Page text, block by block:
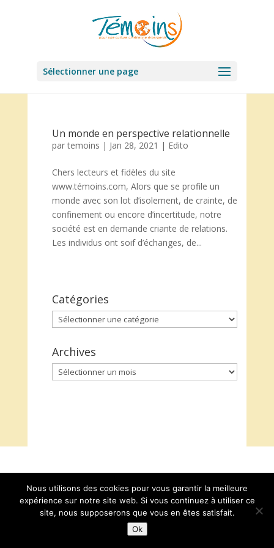
Sélectionner une page
Un monde en perspective relationnelle
partemoins | Jan 28, 2021 | Edito
Chers lecteurs et fidèles du site
www.témoins.com, Alors que se profile un
monde avec son lot d’isolement, de crainte, de
confinement ou encore d’incertitude, notre
société est en demande criante de relations.
Les individus ont soif d’échanges, de...
Catégories
Catégories
Archives
Archives
Nous utilisons des cookies pour vous garantir la meilleure
expérience sur notre site web. Si vous continuez à utiliser ce
site, nous supposerons que vous en êtes satisfait.
Ok